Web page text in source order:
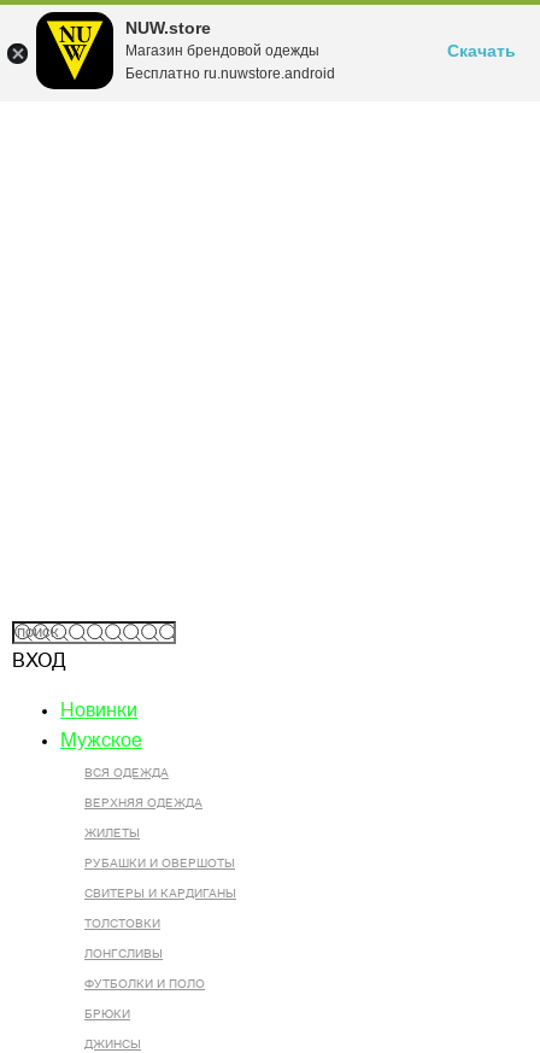
NUW.store
Магазин брендовой одежды
Бесплатно ru.nuwstore.android
Скачать
ВХОД
Новинки
Мужское
ВСЯ ОДЕЖДА
ВЕРХНЯЯ ОДЕЖДА
ЖИЛЕТЫ
РУБАШКИ И ОВЕРШОТЫ
СВИТЕРЫ И КАРДИГАНЫ
ТОЛСТОВКИ
ЛОНГСЛИВЫ
ФУТБОЛКИ И ПОЛО
БРЮКИ
ДЖИНСЫ